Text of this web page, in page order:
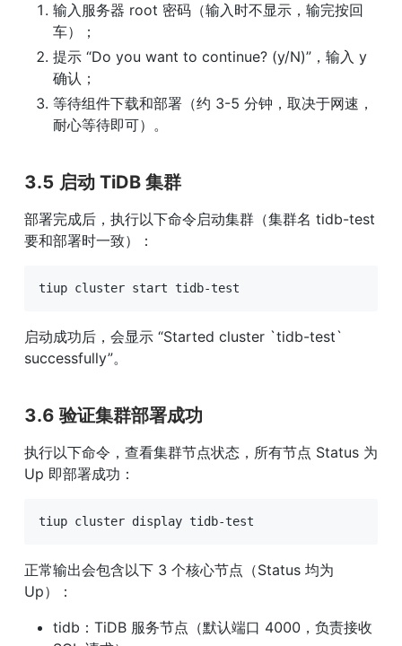
输入服务器 root 密码（输入时不显示，输完按回
车）；
提示 “Do you want to continue? (y/N)”，输入 y
确认；
等待组件下载和部署（约 3-5 分钟，取决于网速，
耐心等待即可）。
3.5 启动 TiDB 集群
部署完成后，执行以下命令启动集群（集群名 tidb-test
要和部署时一致）：
tiup cluster start tidb-test
启动成功后，会显示 “Started cluster `tidb-test`
successfully”。
3.6 验证集群部署成功
执行以下命令，查看集群节点状态，所有节点 Status 为
Up 即部署成功：
tiup cluster display tidb-test
正常输出会包含以下 3 个核心节点（Status 均为
Up）：
tidb：TiDB 服务节点（默认端口 4000，负责接收